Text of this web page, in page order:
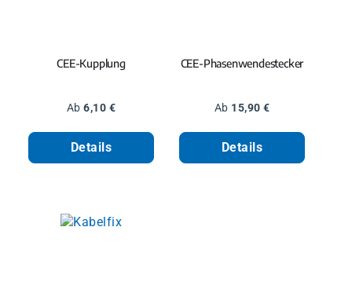
CEE-Kupplung
Regulärer Preis:
Ab6,10 €
Details
CEE-Phasenwendestecker
Regulärer Preis:
Ab 15,90 €
Details